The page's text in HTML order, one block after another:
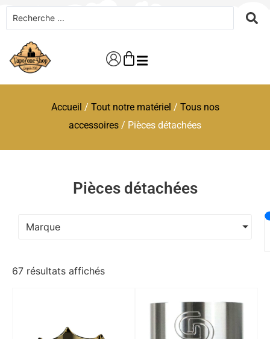
Accueil / Tout notre matériel / Tous nos
accessoires / Pièces détachées
Pièces détachées
Marque
67 résultats affichés